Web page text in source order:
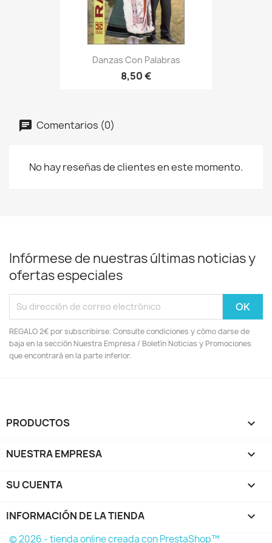
Danzas Con Palabras
8,50 €
Comentarios (0)
No hay reseñas de clientes en este momento.
Infórmese de nuestras últimas noticias y
ofertas especiales
REGALO 2€ por subscribirse. Consulte condiciones y cómo darse de
baja en la sección Nuestra Empresa / Boletín Noticias y Promociones
que encontrará en la parte inferior.
PRODUCTOS 
NUESTRA EMPRESA 
SU CUENTA 
INFORMACIÓN DE LA TIENDA keyboard_arrow_down
© 2026 - tienda online creada con PrestaShop™